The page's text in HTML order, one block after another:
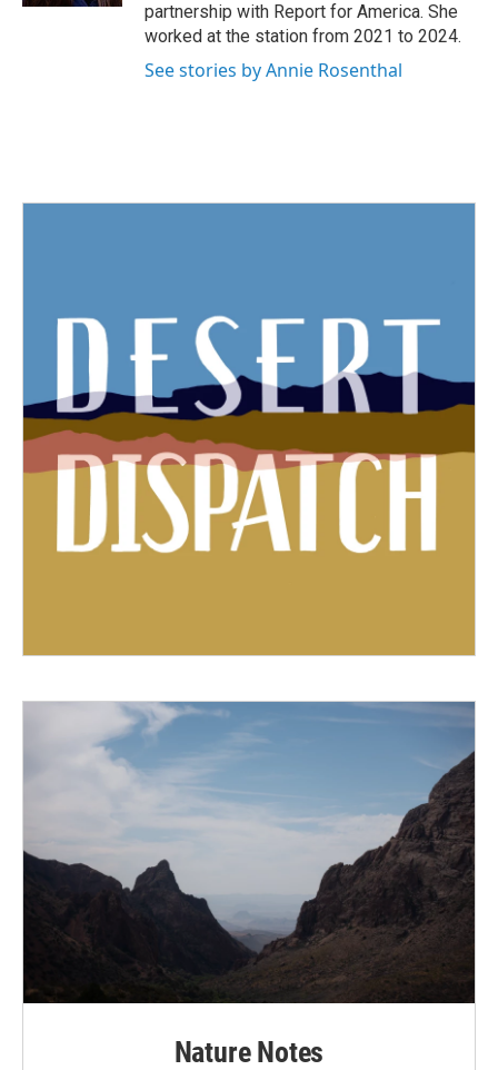
partnership with Report for America. She
worked at the station from 2021 to 2024.
See stories by Annie Rosenthal
Nature Notes